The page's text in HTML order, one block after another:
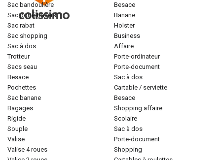
sac bandoulière
sac porté-travers
sac rabat
sac shopping
sac à dos
trotteur
sacs seau
besace
pochettes
sac banane
bagages
rigide
souple
valise
valise 4 roues
besace
banane
holster
business
affaire
porte-ordinateur
porte-document
sac à dos
cartable / serviette
besace
shopping affaire
scolaire
sac à dos
porte-document
shopping